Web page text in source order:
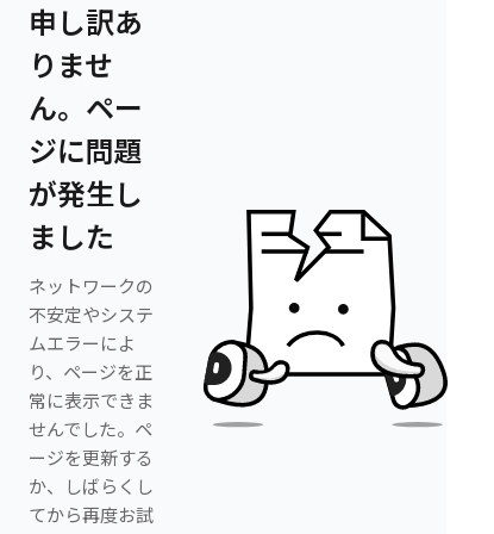
申し訳あ
りませ
ん。ペー
ジに問題
が発生し
ました
ネットワークの
不安定やシステ
ムエラーによ
り、ページを正
常に表示できま
せんでした。ペ
ージを更新する
か、しばらくし
てから再度お試